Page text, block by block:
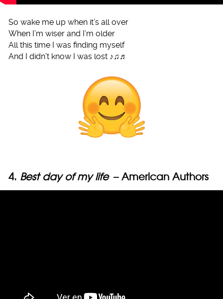
So wake me up when it’s all over
When I’m wiser and I’m older
All this time I was finding myself
And I didn’t know I was lost ♪♫♬
4. Best day of my life – American Authors